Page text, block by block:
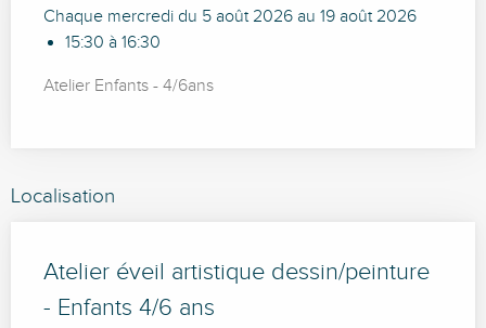
Chaque mercredi du 5 août 2026 au 19 août 2026
15:30 à 16:30
Atelier Enfants - 4/6ans
Localisation
Atelier éveil artistique dessin/peinture
- Enfants 4/6 ans